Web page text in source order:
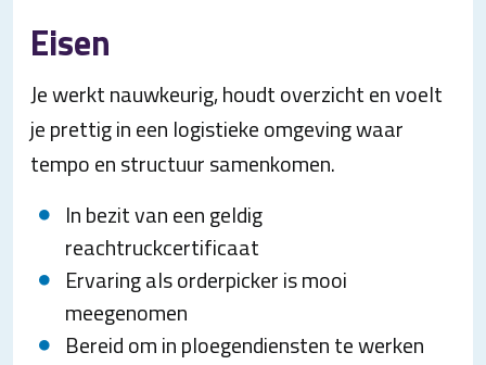
Eisen
Je werkt nauwkeurig, houdt overzicht en voelt
je prettig in een logistieke omgeving waar
tempo en structuur samenkomen.
In bezit van een geldig
reachtruckcertificaat
Ervaring als orderpicker is mooi
meegenomen
Bereid om in ploegendiensten te werken